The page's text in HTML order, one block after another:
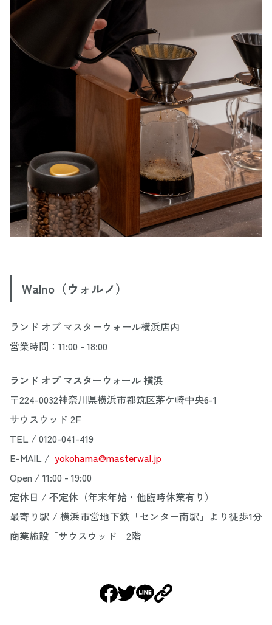
Walno（ウォルノ）
ランド オブ マスターウォール横浜店内
営業時間：11:00 - 18:00
ランド オブ マスターウォール 横浜
〒224-0032神奈川県横浜市都筑区茅ケ崎中央6-1
サウスウッド 2F
TEL / 0120-041-419
E-MAIL / yokohama@masterwal.jp
Open / 11:00 - 19:00
定休日 / 不定休（年末年始・他臨時休業有り）
最寄り駅 / 横浜市営地下鉄「センター南駅」より徒歩1分
商業施設「サウスウッド」2階